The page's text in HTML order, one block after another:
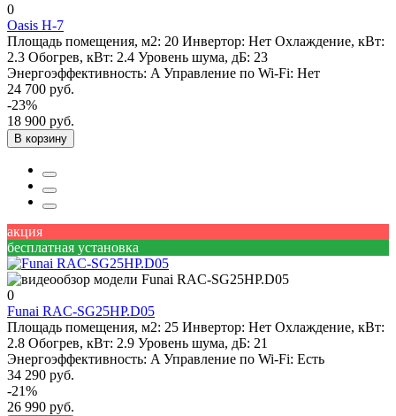
0
Oasis H-7
Площадь помещения, м2: 20 Инвертор: Нет Охлаждение, кВт:
2.3 Обогрев, кВт: 2.4 Уровень шума, дБ: 23
Энергоэффективность: A Управление по Wi-Fi: Нет
24 700 руб.
-23%
18 900 руб.
В корзину
акция
бесплатная установка
0
Funai RAC-SG25HP.D05
Площадь помещения, м2: 25 Инвертор: Нет Охлаждение, кВт:
2.8 Обогрев, кВт: 2.9 Уровень шума, дБ: 21
Энергоэффективность: A Управление по Wi-Fi: Есть
34 290 руб.
-21%
26 990 руб.